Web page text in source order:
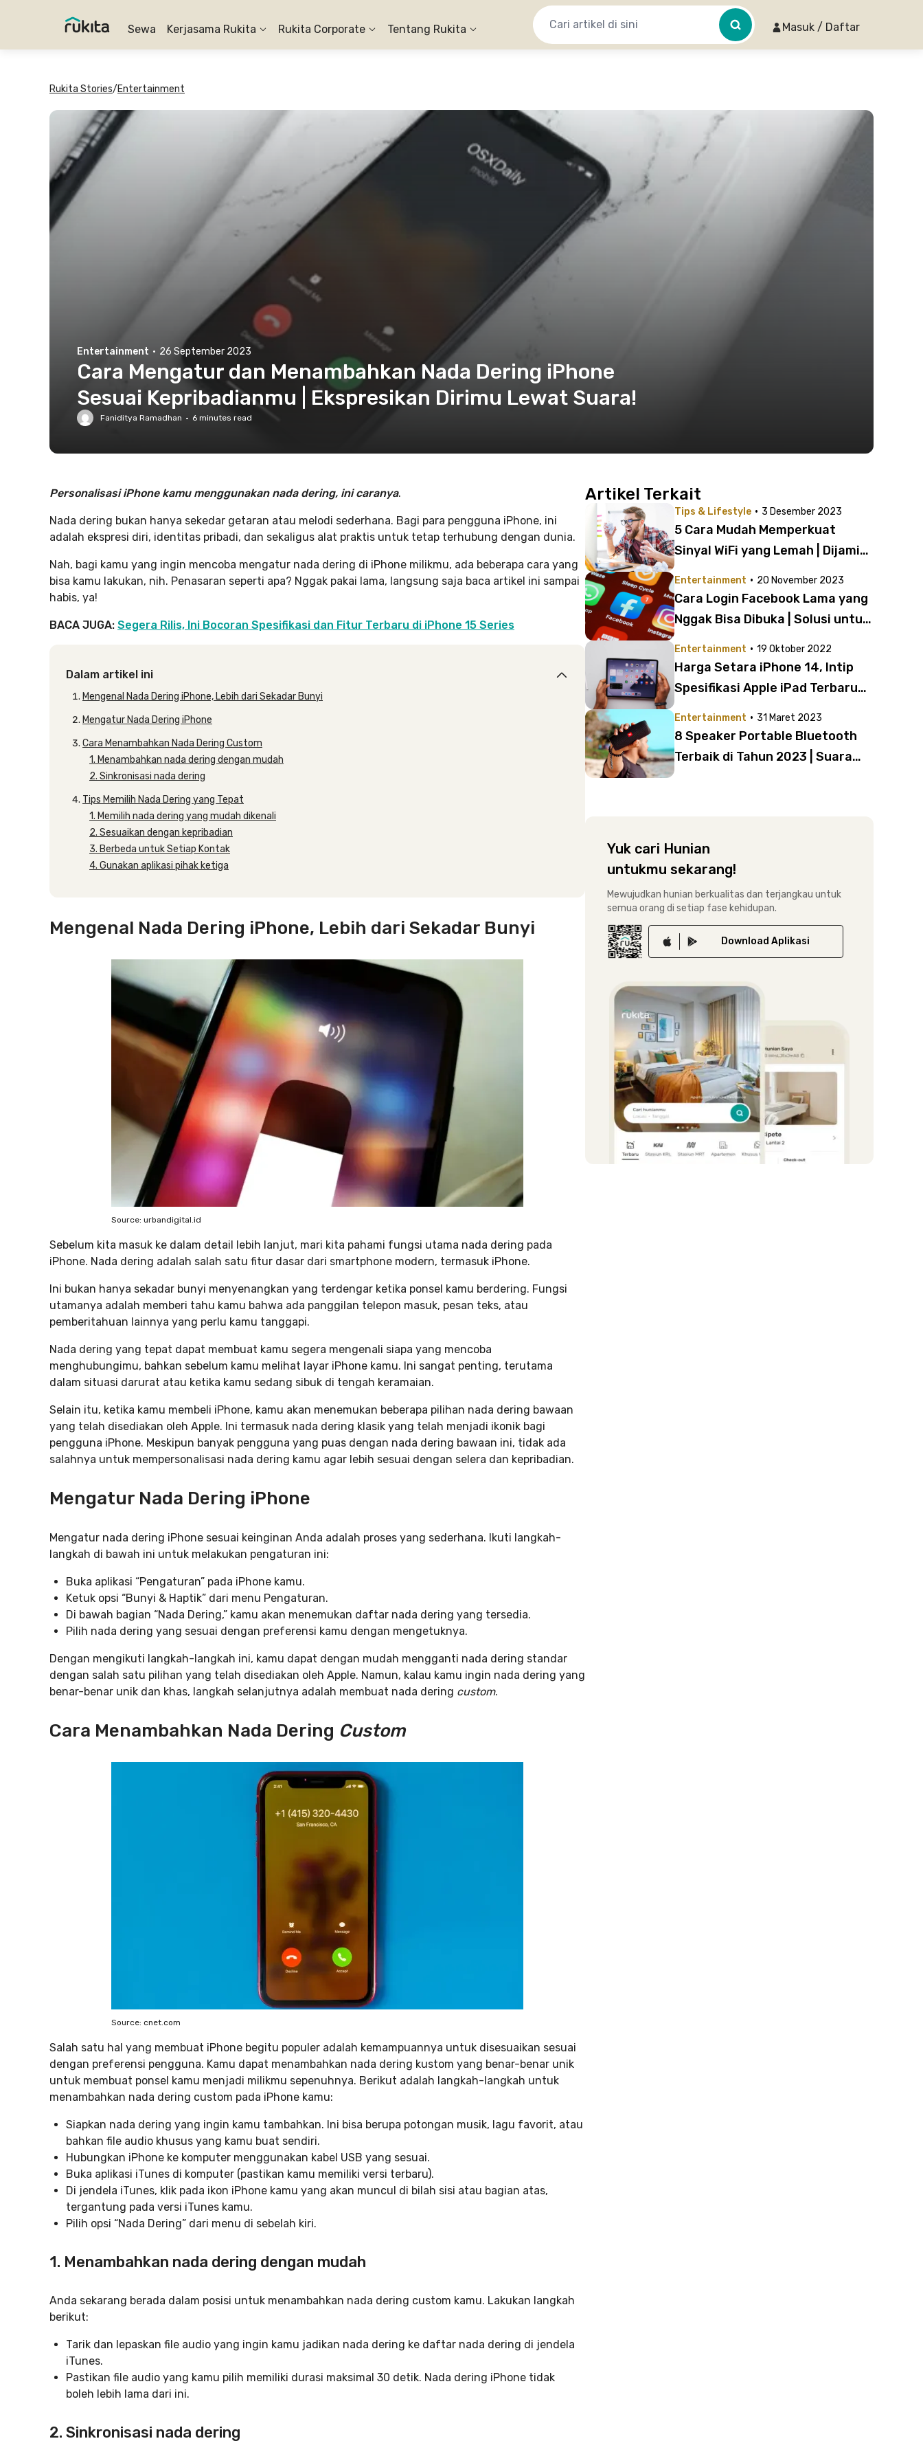
Sewa Kerjasama Rukita Rukita Corporate Tentang Rukita Masuk / Daftar
Rukita Stories/Entertainment
Entertainment · 26 September 2023
Cara Mengatur dan Menambahkan Nada Dering iPhone
Sesuai Kepribadianmu | Ekspresikan Dirimu Lewat Suara!
Faniditya Ramadhan · 6 minutes read
Personalisasi iPhone kamu menggunakan nada dering, ini caranya.
Nada dering bukan hanya sekedar getaran atau melodi sederhana. Bagi para pengguna iPhone, ini
adalah ekspresi diri, identitas pribadi, dan sekaligus alat praktis untuk tetap terhubung dengan dunia.
Nah, bagi kamu yang ingin mencoba mengatur nada dering di iPhone milikmu, ada beberapa cara yang
bisa kamu lakukan, nih. Penasaran seperti apa? Nggak pakai lama, langsung saja baca artikel ini sampai
habis, ya!
BACA JUGA: Segera Rilis, Ini Bocoran Spesifikasi dan Fitur Terbaru di iPhone 15 Series
Dalam artikel ini
Mengenal Nada Dering iPhone, Lebih dari Sekadar Bunyi
Mengatur Nada Dering iPhone
Cara Menambahkan Nada Dering Custom
1. Menambahkan nada dering dengan mudah
2. Sinkronisasi nada dering
Tips Memilih Nada Dering yang Tepat
1. Memilih nada dering yang mudah dikenali
2. Sesuaikan dengan kepribadian
3. Berbeda untuk Setiap Kontak
4. Gunakan aplikasi pihak ketiga
Mengenal Nada Dering iPhone, Lebih dari Sekadar Bunyi
Source: urbandigital.id
Sebelum kita masuk ke dalam detail lebih lanjut, mari kita pahami fungsi utama nada dering pada
iPhone. Nada dering adalah salah satu fitur dasar dari smartphone modern, termasuk iPhone.
Ini bukan hanya sekadar bunyi menyenangkan yang terdengar ketika ponsel kamu berdering. Fungsi
utamanya adalah memberi tahu kamu bahwa ada panggilan telepon masuk, pesan teks, atau
pemberitahuan lainnya yang perlu kamu tanggapi.
Nada dering yang tepat dapat membuat kamu segera mengenali siapa yang mencoba
menghubungimu, bahkan sebelum kamu melihat layar iPhone kamu. Ini sangat penting, terutama
dalam situasi darurat atau ketika kamu sedang sibuk di tengah keramaian.
Selain itu, ketika kamu membeli iPhone, kamu akan menemukan beberapa pilihan nada dering bawaan
yang telah disediakan oleh Apple. Ini termasuk nada dering klasik yang telah menjadi ikonik bagi
pengguna iPhone. Meskipun banyak pengguna yang puas dengan nada dering bawaan ini, tidak ada
salahnya untuk mempersonalisasi nada dering kamu agar lebih sesuai dengan selera dan kepribadian.
Mengatur Nada Dering iPhone
Mengatur nada dering iPhone sesuai keinginan Anda adalah proses yang sederhana. Ikuti langkah-
langkah di bawah ini untuk melakukan pengaturan ini:
Buka aplikasi “Pengaturan” pada iPhone kamu.
Ketuk opsi “Bunyi & Haptik” dari menu Pengaturan.
Di bawah bagian “Nada Dering,” kamu akan menemukan daftar nada dering yang tersedia.
Pilih nada dering yang sesuai dengan preferensi kamu dengan mengetuknya.
Dengan mengikuti langkah-langkah ini, kamu dapat dengan mudah mengganti nada dering standar
dengan salah satu pilihan yang telah disediakan oleh Apple. Namun, kalau kamu ingin nada dering yang
benar-benar unik dan khas, langkah selanjutnya adalah membuat nada dering custom.
Cara Menambahkan Nada Dering Custom
Source: cnet.com
Salah satu hal yang membuat iPhone begitu populer adalah kemampuannya untuk disesuaikan sesuai
dengan preferensi pengguna. Kamu dapat menambahkan nada dering kustom yang benar-benar unik
untuk membuat ponsel kamu menjadi milikmu sepenuhnya. Berikut adalah langkah-langkah untuk
menambahkan nada dering custom pada iPhone kamu:
Siapkan nada dering yang ingin kamu tambahkan. Ini bisa berupa potongan musik, lagu favorit, atau
bahkan file audio khusus yang kamu buat sendiri.
Hubungkan iPhone ke komputer menggunakan kabel USB yang sesuai.
Buka aplikasi iTunes di komputer (pastikan kamu memiliki versi terbaru).
Di jendela iTunes, klik pada ikon iPhone kamu yang akan muncul di bilah sisi atau bagian atas,
tergantung pada versi iTunes kamu.
Pilih opsi “Nada Dering” dari menu di sebelah kiri.
1. Menambahkan nada dering dengan mudah
Anda sekarang berada dalam posisi untuk menambahkan nada dering custom kamu. Lakukan langkah
berikut:
Tarik dan lepaskan file audio yang ingin kamu jadikan nada dering ke daftar nada dering di jendela
iTunes.
Pastikan file audio yang kamu pilih memiliki durasi maksimal 30 detik. Nada dering iPhone tidak
boleh lebih lama dari ini.
2. Sinkronisasi nada dering
Artikel Terkait
Tips & Lifestyle · 3 Desember 2023
5 Cara Mudah Memperkuat
Sinyal WiFi yang Lemah | Dijamin
Entertainment · 20 November 2023
Cara Login Facebook Lama yang
Nggak Bisa Dibuka | Solusi untuk
Entertainment · 19 Oktober 2022
Harga Setara iPhone 14, Intip
Spesifikasi Apple iPad Terbaru
Entertainment · 31 Maret 2023
8 Speaker Portable Bluetooth
Terbaik di Tahun 2023 | Suara
Yuk cari Hunian
untukmu sekarang!
Mewujudkan hunian berkualitas dan terjangkau untuk
semua orang di setiap fase kehidupan.
Download Aplikasi